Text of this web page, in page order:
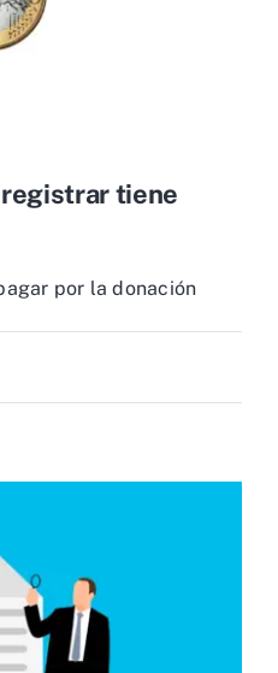
registrar tiene
por la donación